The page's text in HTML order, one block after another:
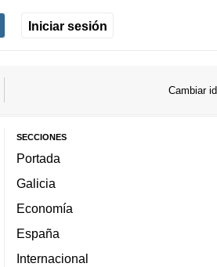
Iniciar sesión
Cambiar
SECCIONES
Portada
Galicia
Economía
España
Internacional